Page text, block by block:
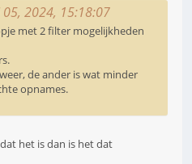
2024, 15:18:07
met 2 filter mogelijkheden
de ander is wat minder
opnames.
het is dan is het dat